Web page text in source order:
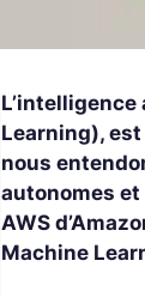
Learning),
nous
autonomes
AWS
Machine